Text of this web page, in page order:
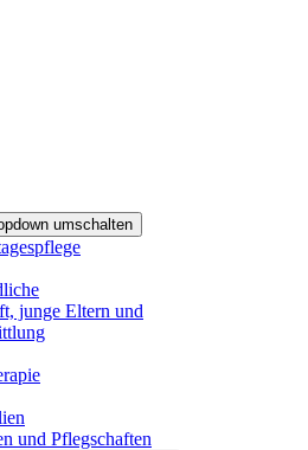
umschalten
junge Eltern und
und Pflegschaften